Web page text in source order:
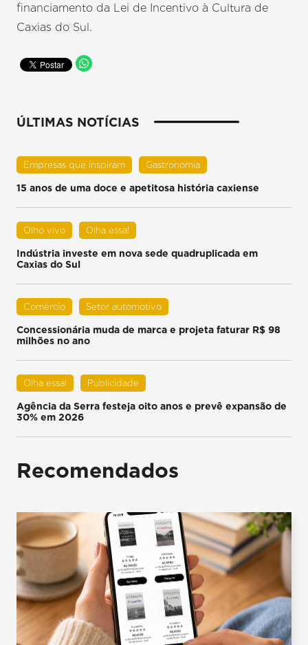
financiamento da Lei de Incentivo à Cultura de
Caxias do Sul.
ÚLTIMAS NOTÍCIAS
Empresas que inspiram Gastronomia
15 anos de uma doce e apetitosa história caxiense
Olho vivo Olha essa!
Indústria investe em nova sede quadruplicada em
Caxias do Sul
Comércio Setor automotivo
Concessionária muda de marca e projeta faturar R$ 98
milhões no ano
Olha essa! Publicidade
Agência da Serra festeja oito anos e prevê expansão de
30% em 2026
Recomendados